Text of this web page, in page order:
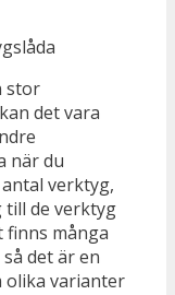
stor
det vara
när du
verktyg,
till de verktyg
finns många
det är en
olika varianter